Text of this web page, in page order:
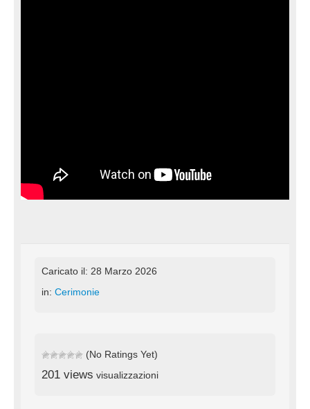
Caricato il: 28 Marzo 2026
in: Cerimonie
(No Ratings Yet)
201 views visualizzazioni